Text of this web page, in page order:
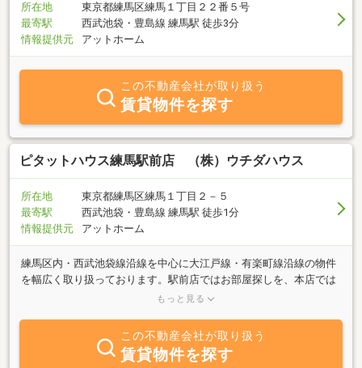
所在地
東京都練馬区練馬１丁目２２番５号
最寄駅
西武池袋・豊島線 練馬駅 徒歩3分
情報提供元
アットホーム
この不動産会社が取り扱う
賃貸物件を探す
ピタットハウス練馬駅前店 （株）ウチダハウス
所在地
東京都練馬区練馬１丁目２－５
最寄駅
西武池袋・豊島線 練馬駅 徒歩1分
情報提供元
アットホーム
練馬区内・西武池袋線沿線を中心に大江戸線・有楽町線沿線の物件
を幅広く取り扱っております。駅前店ではお部屋探しを、本店では
主に管理業務を行っております。ピアノ可物件や低額物件、新築や
供させて頂きます。又、物件情報のみならず、スタッフよりご希望
の方には、練馬地域の歴史、お得なタウン情報（おいしいレストラ
ンやラーメン店など）、お役立ち情報（評判の良い医院など）もお
もっと見る
この不動産会社が取り扱う
賃貸物件を探す